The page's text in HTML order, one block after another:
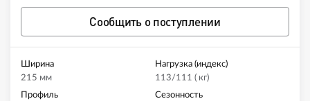
Сообщить о поступлении
Ширина
215 мм
Нагрузка (индекс)
113/111 ( кг)
Профиль
Сезонность